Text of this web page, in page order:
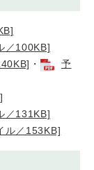
／100KB]
・
予
／131KB]
ル／153KB]